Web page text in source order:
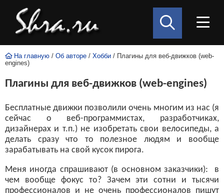
На главную / Об авторе / Хобби / Плагины для веб-движков (web-
engines)
Плагины для веб-движков (web-engines)
Бесплатные движки позволили очень многим из нас (я
сейчас о веб-программистах, разработчиках,
дизайнерах и т.п.) не изобретать свои велосипеды, а
делать сразу что то полезное людям и вообще
зарабатывать на свой кусок пирога.
Меня иногда спрашивают (в основном заказчики): в
чем вообще фокус то? Зачем эти сотни и тысячи
профессионалов и не очень профессионалов пишут